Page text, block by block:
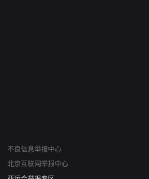
不良信息举报中心
北京互联网举报中心
亚运会举报专区